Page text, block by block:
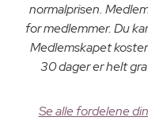
normalprisen.
for medlemmer. Du
Medlemskapet
30 dager er helt
Se alle fordelene